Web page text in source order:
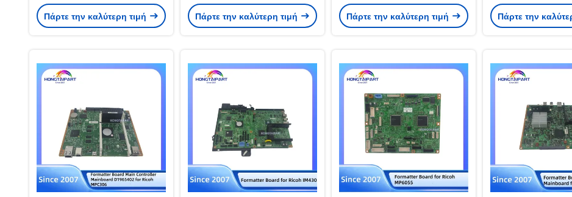
Board PCB Ανταλλακτικά
Hongtaipart
Πάρτε την καλύτερη τιμή
Konica Minolta Bizhub 20P
Πάρτε την καλύτερη τιμή
πλατφόρμα M0BQ5773 για Ricoh
P501 P502 Τυποποιητής
Πάρτε την καλύτερη τιμή
8585 6575
Ανταλλακτικά
Πάρτε την